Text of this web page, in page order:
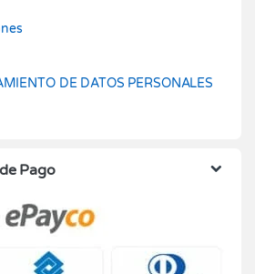
DE DATOS PERSONALES
Pago